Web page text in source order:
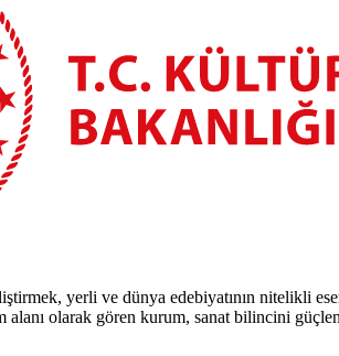
yerli ve dünya edebiyatının nitelikli
olarak gören kurum, sanat bilincini